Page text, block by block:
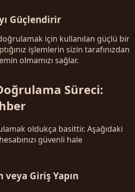
Güçlendirir
için kullanılan güçlü bir
işlemlerin sizin tarafınızdan
olmamızı sağlar.
Süreci:
oldukça basittir. Aşağıdaki
güvenli hale
veya Giriş Yapın